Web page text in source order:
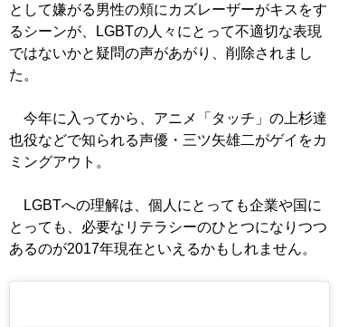
として嫌がる男性の頬にカズレーザーがキスをす
るシーンが、LGBTの人々にとって不適切な表現
ではないかと疑問の声があがり、削除されまし
た。
今年に入ってから、アニメ「タッチ」の上杉達
也役などで知られる声優・三ツ矢雄二がゲイをカ
ミングアウト。
LGBTへの理解は、個人にとっても企業や国に
とっても、必要なリテラシーのひとつになりつつ
あるのが2017年現在といえるかもしれません。